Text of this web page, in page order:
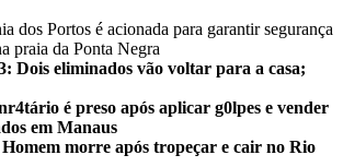
dos Portos é acionada para garantir segurança
praia da Ponta Negra
Dois eliminados vão voltar para a casa;
é preso após aplicar g0lpes e vender
em Manaus
morre após tropeçar e cair no Rio